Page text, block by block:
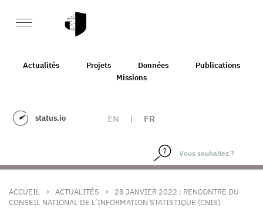
Actualités Projets Données
Publications
Missions
status.io EN | FR
ACCUEIL > ACTUALITÉS >
28 JANVIER 2022 : RENCONTRE DU
CONSEIL NATIONAL DE L’INFORMATION STATISTIQUE (CNIS)